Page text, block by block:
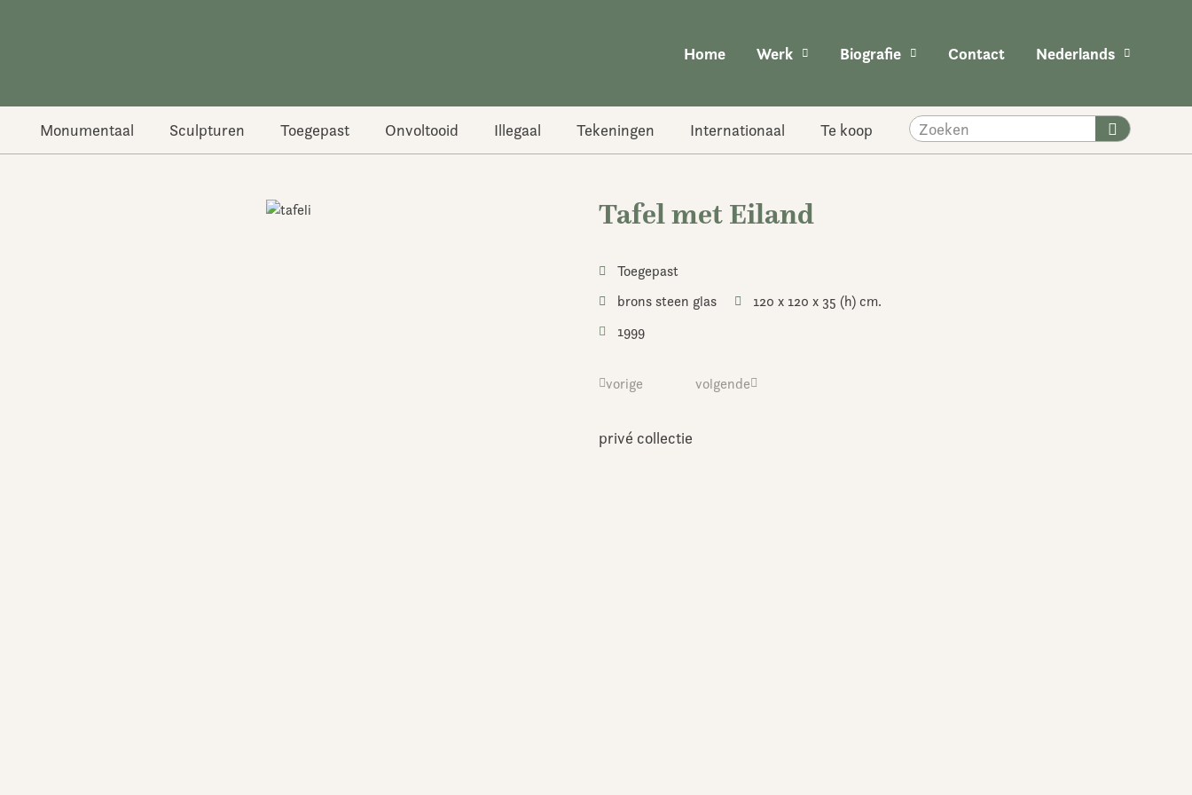
Home Werk Biografie Contact Nederlands
Monumentaal Sculpturen Toegepast Onvoltooid Illegaal Tekeningen Internationaal Te koop Zoeken
Tafel met Eiland
Toegepast
brons steen glas
120 x 120 x 35 (h) cm.
1999
Vorige
vorige volgendeVolgende
privé collectie